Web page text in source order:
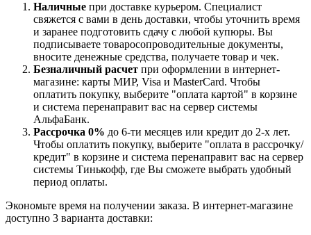
Наличные при доставке курьером. Специалист
свяжется с вами в день доставки, чтобы уточнить время
и заранее подготовить сдачу с любой купюры. Вы
подписываете товаросопроводительные документы,
вносите денежные средства, получаете товар и чек.
Безналичный расчет при оформлении в интернет-
магазине: карты МИР, Visa и MasterCard. Чтобы
оплатить покупку, выберите "оплата картой" в корзине
и система перенаправит вас на сервер системы
АльфаБанк.
Рассрочка 0% до 6-ти месяцев или кредит до 2-х лет.
Чтобы оплатить покупку, выберите "оплата в рассрочку/
кредит" в корзине и система перенаправит вас на сервер
системы Тинькофф, где Вы сможете выбрать удобный
период оплаты.
Экономьте время на получении заказа. В интернет-магазине
доступно 3 варианта доставки: